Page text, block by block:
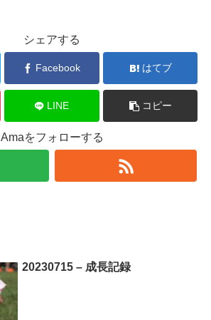
シェアする
Facebook はてブ
LINE コピー
Amaをフォローする
20230715 – 成長記録